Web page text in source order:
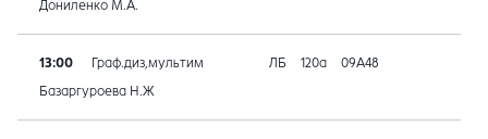
Дониленко М.А.
13:00 Граф.диз,мультим ЛБ 120а 09A48
Базаргуроева Н.Ж